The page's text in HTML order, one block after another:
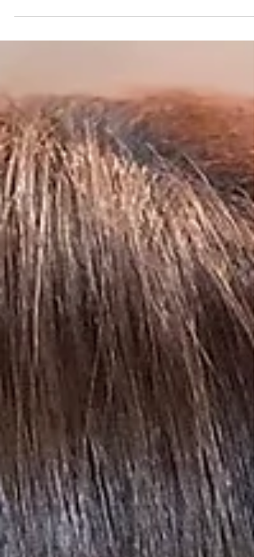
店して9周年を迎えることができました！🎉 ⁡...